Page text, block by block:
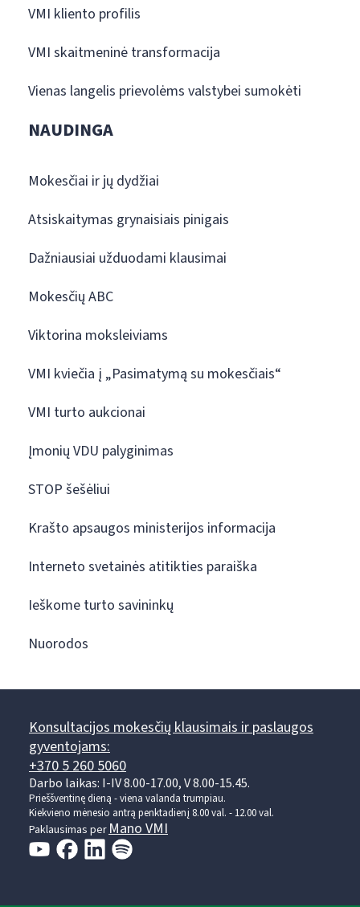
VMI kliento profilis
VMI skaitmeninė transformacija
Vienas langelis prievolėms valstybei sumokėti
NAUDINGA
Mokesčiai ir jų dydžiai
Atsiskaitymas grynaisiais pinigais
Dažniausiai užduodami klausimai
Mokesčių ABC
Viktorina moksleiviams
VMI kviečia į „Pasimatymą su mokesčiais“
VMI turto aukcionai
Įmonių VDU palyginimas
STOP šešėliui
Krašto apsaugos ministerijos informacija
Interneto svetainės atitikties paraiška
Ieškome turto savininkų
Nuorodos
Konsultacijos mokesčių klausimais ir paslaugos
gyventojams:
+370 5 260 5060
Darbo laikas: I-IV 8.00-17.00, V 8.00-15.45.
Prieššventinę dieną - viena valanda trumpiau.
Kiekvieno mėnesio antrą penktadienį 8.00 val. - 12.00 val.
Paklausimas per Mano VMI